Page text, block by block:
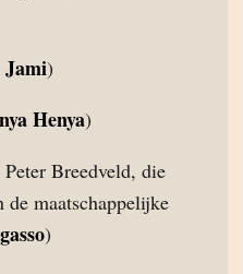
Jami)
Henya)
Breedveld, die
maatschappelijke
)